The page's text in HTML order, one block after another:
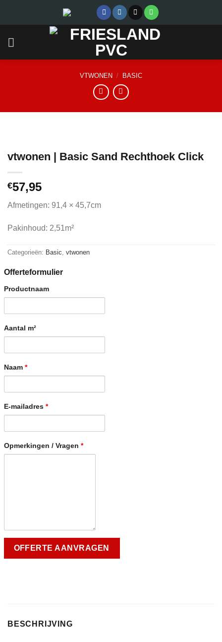
VTWONEN / BASIC
vtwonen | Basic Sand Rechthoek Click
€57,95
Afmetingen: 91,4 × 45,7cm
Pakinhoud: 2,51m²
Categorieën: Basic vtwonen
Offerteformulier
Productnaam
Aantal m²
Naam *
E-mailadres *
Opmerkingen / Vragen *
BESCHRIJVING